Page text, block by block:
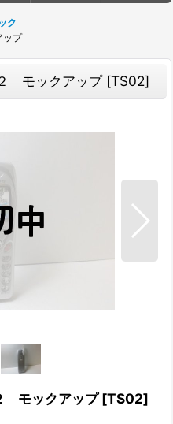
ク
プ
モックアップ [TS02]
モックアップ [TS02]